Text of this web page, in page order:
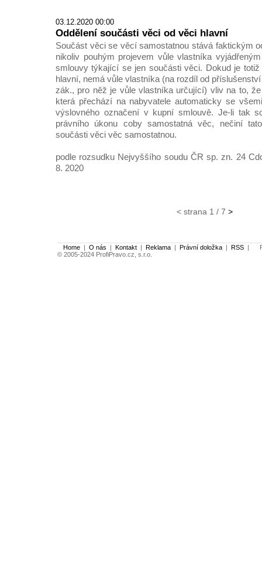
03.12.2020 00:00
Oddělení součásti věci od věci hlavní
Součást věci se věcí samostatnou stává faktickým
nikoliv pouhým projevem vůle vlastníka
smlouvy týkající se jen součásti věci. Dokud je
hlavní, nemá vůle vlastníka (na rozdíl od
zák., pro něž je vůle vlastníka určující) vliv na to,
která přechází na nabyvatele automaticky se
výslovného označení v kupní smlouvě. Je-li tak
právního úkonu coby samostatná věc, nečiní
součásti věci věc samostatnou.
podle rozsudku Nejvyššího soudu ČR sp. zn. 24
8. 2020
< strana 1 / 7 >
Home | O nás | Kontakt | Reklama | Právní doložka | RSS |
© 2005-2024 ProfiPravo.cz, s.r.o.